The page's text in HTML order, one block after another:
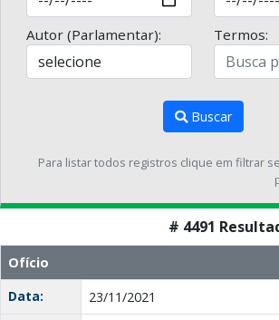
Autor (Parlamentar): Termos:
Buscar
Para listar todos registros clique em filtrar
# 4491
Ofício
Data:
23/11/2021